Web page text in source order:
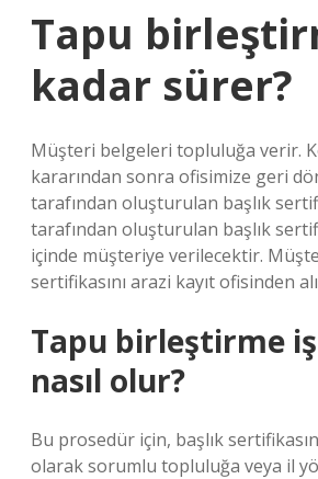
Tapu
kadar sürer?
Müşteri belgeleri topluluğa verir.
kararından sonra ofisimize geri
tarafından oluşturulan başlık
tarafından oluşturulan başlık
içinde müşteriye verilecektir.
sertifikasını arazi kayıt ofisinden
Tapu birleştirme
nasıl olur?
Bu prosedür için, başlık
olarak sorumlu topluluğa veya il